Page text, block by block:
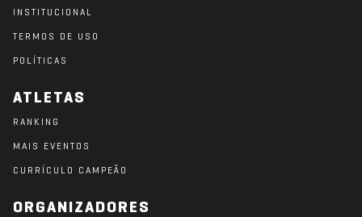
INSTITUCIONAL
TERMOS DE USO
POLÍTICAS
ATLETAS
RANKING
MAIS EVENTOS
CURRÍCULO CAMPEÃO
ORGANIZADORES